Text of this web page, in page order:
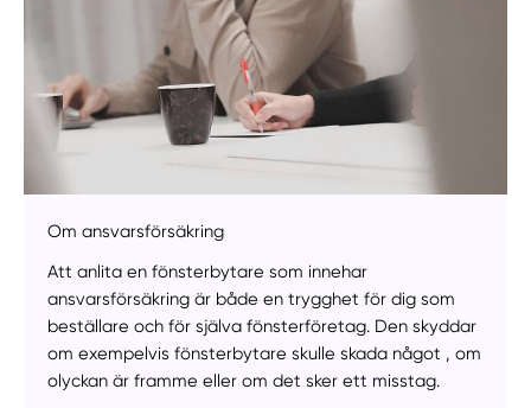
Om ansvarsförsäkring
Att anlita en fönsterbytare som innehar
ansvarsförsäkring är både en trygghet för dig som
beställare och för själva fönsterföretag. Den skyddar
om exempelvis fönsterbytare skulle skada något , om
olyckan är framme eller om det sker ett misstag.